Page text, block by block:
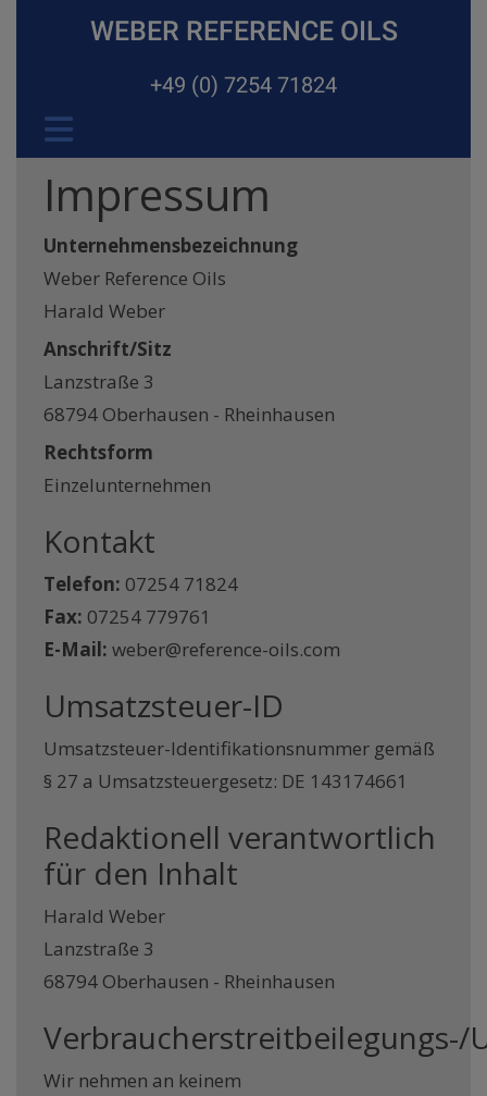
WEBER REFERENCE OILS
+49 (0) 7254 71824
Impressum
Unternehmensbezeichnung
Weber Reference Oils
Harald Weber
Anschrift/Sitz
Lanzstraße 3
68794 Oberhausen - Rheinhausen
Rechtsform
Einzelunternehmen
Kontakt
Telefon: 07254 71824
Fax: 07254 779761
E-Mail: weber@reference-oils.com
Umsatzsteuer-ID
Umsatzsteuer-Identifikationsnummer gemäß
§ 27 a Umsatzsteuergesetz: DE 143174661
Redaktionell verantwortlich
für den Inhalt
Harald Weber
Lanzstraße 3
68794 Oberhausen - Rheinhausen
Verbraucherstreitbeilegungs-/
Wir nehmen an keinem